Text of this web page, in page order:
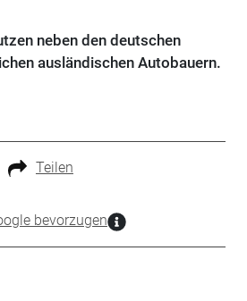
neben den deutschen
ausländischen Autobauern.
Teilen
bevorzugen